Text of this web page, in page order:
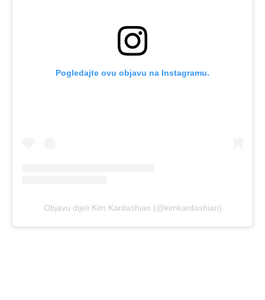
Pogledajte ovu objavu na Instagramu.
Objavu dijeli Kim Kardashian (@kimkardashian)